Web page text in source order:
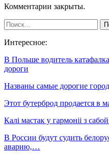
Комментарии закрыты.
Интересное:
В Польше водитель
дороги
Названы самые дорогие
Этот бутерброд продается в
Калі мастак у гармоніі з
В России будут судить
аварию,…